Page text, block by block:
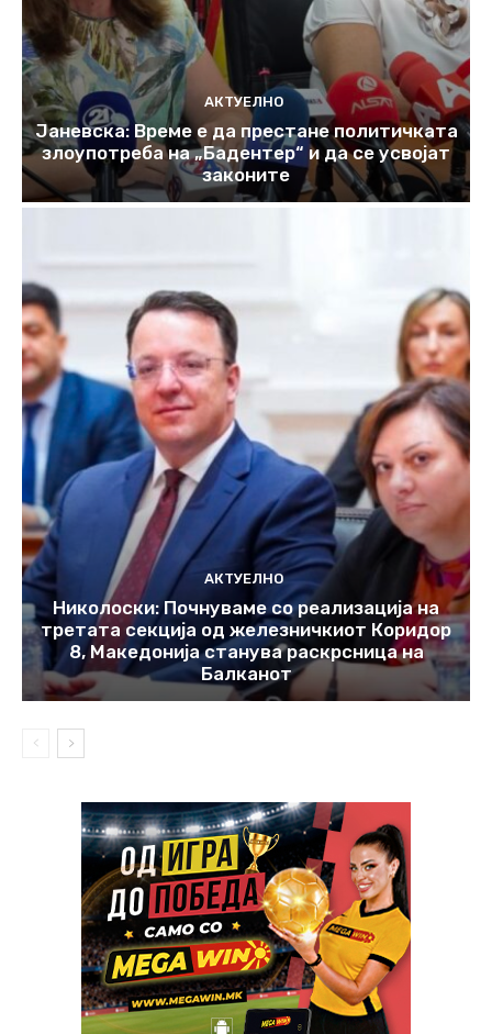
АКТУЕЛНО
Јаневска: Време е да престане политичката
злоупотреба на „Бадентер“ и да се усвојат
законите
АКТУЕЛНО
Николоски: Почнуваме со реализација на
третата секција од железничкиот Коридор
8, Македонија станува раскрсница на
Балканот